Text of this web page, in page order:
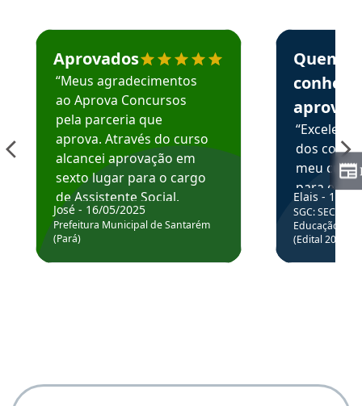
Estudante José recomenda o Aprova Concursos em
Aprovados
“Meus agradecimentos
ao Aprova Concursos
pela parceria que
aprova. Através do curso
alcancei aprovação em
sexto lugar para o cargo
de Assistente Social.
Hoje estou atuando na
Prefeitura de Santarém.
José - 16/05/2025
Prefeitura Municipal de Santarém
(Pará)
Estudante
Quem
aprova
dos
meu
para
colocar
através
de
Elais - 15/
SGC: SEC BA
Educação
(Edital